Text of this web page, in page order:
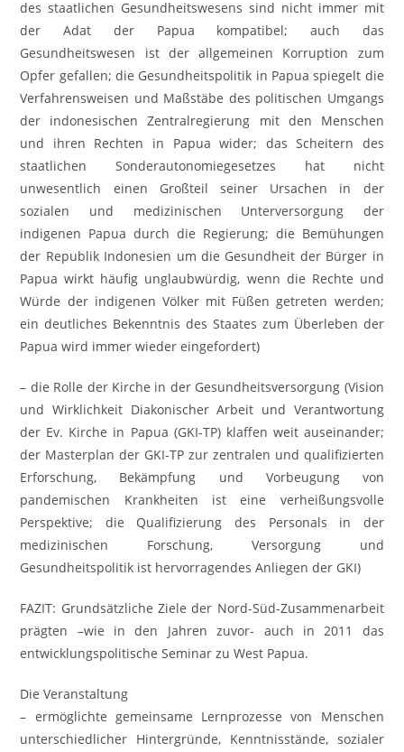
des staatlichen Gesundheitswesens sind nicht immer mit
der Adat der Papua kompatibel; auch das
Gesundheitswesen ist der allgemeinen Korruption zum
Opfer gefallen; die Gesundheitspolitik in Papua spiegelt die
Verfahrensweisen und Maßstäbe des politischen Umgangs
der indonesischen Zentralregierung mit den Menschen
und ihren Rechten in Papua wider; das Scheitern des
staatlichen Sonderautonomiegesetzes hat nicht
unwesentlich einen Großteil seiner Ursachen in der
sozialen und medizinischen Unterversorgung der
indigenen Papua durch die Regierung; die Bemühungen
der Republik Indonesien um die Gesundheit der Bürger in
Papua wirkt häufig unglaubwürdig, wenn die Rechte und
Würde der indigenen Völker mit Füßen getreten werden;
ein deutliches Bekenntnis des Staates zum Überleben der
Papua wird immer wieder eingefordert)
– die Rolle der Kirche in der Gesundheitsversorgung (Vision
und Wirklichkeit Diakonischer Arbeit und Verantwortung
der Ev. Kirche in Papua (GKI-TP) klaffen weit auseinander;
der Masterplan der GKI-TP zur zentralen und qualifizierten
Erforschung, Bekämpfung und Vorbeugung von
pandemischen Krankheiten ist eine verheißungsvolle
Perspektive; die Qualifizierung des Personals in der
medizinischen Forschung, Versorgung und
Gesundheitspolitik ist hervorragendes Anliegen der GKI)
FAZIT: Grundsätzliche Ziele der Nord-Süd-Zusammenarbeit
prägten –wie in den Jahren zuvor- auch in 2011 das
entwicklungspolitische Seminar zu West Papua.
Die Veranstaltung
– ermöglichte gemeinsame Lernprozesse von Menschen
unterschiedlicher Hintergründe, Kenntnisstände, sozialer